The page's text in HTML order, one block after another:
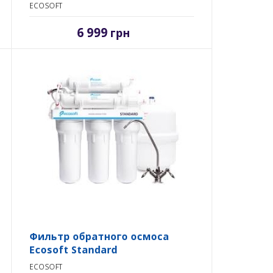
ECOSOFT
6 999 грн
Фильтр обратного осмоса
Ecosoft Standard
ECOSOFT